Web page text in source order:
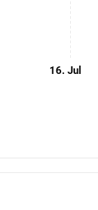
16. Jul